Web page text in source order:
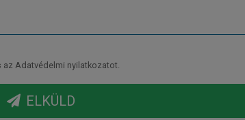
Adatvédelmi nyilatkozatot.
ELKÜLD